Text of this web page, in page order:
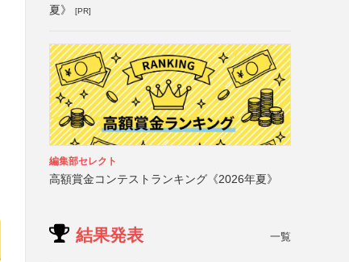
夏》
[PR]
編集部セレクト
高額賞金コンテストランキング《2026年夏》
結果発表 一覧